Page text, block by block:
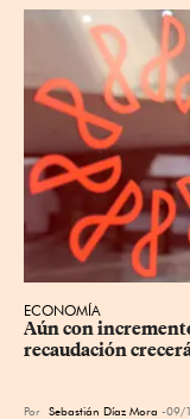
ECONOMÍA
Aún con
recaudación
Por Sebastián Díaz Mora 09/